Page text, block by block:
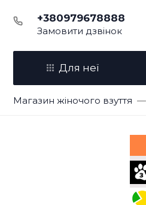
+380979678888
Замовити дзвінок
Для неї
Магазин жіночого взуття